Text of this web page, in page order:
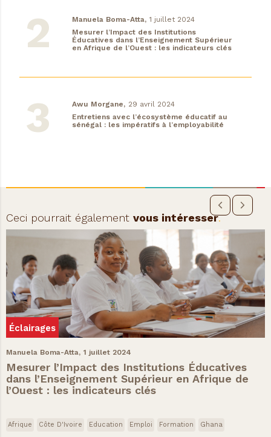
Manuela Boma-Atta, 1 juillet 2024
Mesurer l’Impact des Institutions
Éducatives dans l’Enseignement Supérieur
en Afrique de l’Ouest : les indicateurs clés
Awu Morgane, 29 avril 2024
Entretiens avec l’écosystème éducatif au
sénégal : les impératifs à l’employabilité
Ceci pourrait également vous intéresser.
Éclairages
Manuela Boma-Atta, 1 juillet 2024
Mesurer l’Impact des Institutions Éducatives
dans l’Enseignement Supérieur en Afrique de
l’Ouest : les indicateurs clés
Afrique Côte D'Ivoire Education Emploi Formation Ghana